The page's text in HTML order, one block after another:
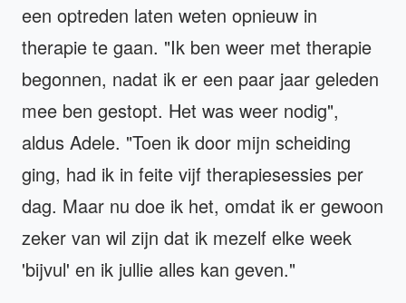
een optreden laten weten opnieuw in
therapie te gaan. "Ik ben weer met therapie
begonnen, nadat ik er een paar jaar geleden
mee ben gestopt. Het was weer nodig",
aldus Adele. "Toen ik door mijn scheiding
ging, had ik in feite vijf therapiesessies per
dag. Maar nu doe ik het, omdat ik er gewoon
zeker van wil zijn dat ik mezelf elke week
'bijvul' en ik jullie alles kan geven."